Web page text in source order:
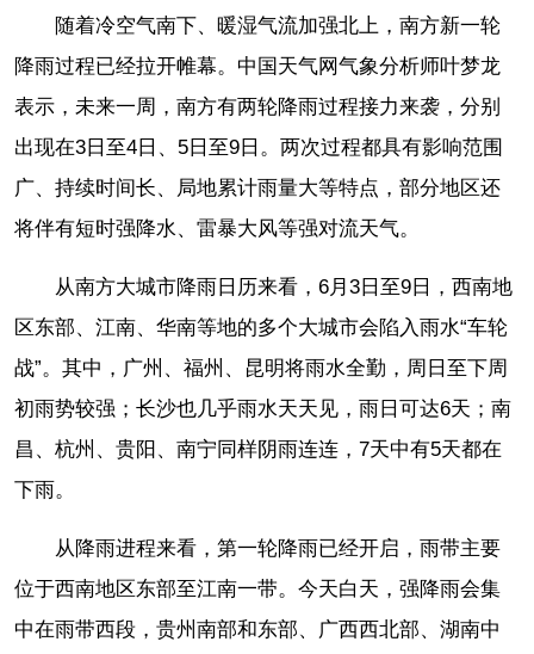
随着冷空气南下、暖湿气流加强北上，南方新一轮
降雨过程已经拉开帷幕。中国天气网气象分析师叶梦龙
表示，未来一周，南方有两轮降雨过程接力来袭，分别
出现在3日至4日、5日至9日。两次过程都具有影响范围
广、持续时间长、局地累计雨量大等特点，部分地区还
将伴有短时强降水、雷暴大风等强对流天气。
从南方大城市降雨日历来看，6月3日至9日，西南地
区东部、江南、华南等地的多个大城市会陷入雨水“车轮
战”。其中，广州、福州、昆明将雨水全勤，周日至下周
初雨势较强；长沙也几乎雨水天天见，雨日可达6天；南
昌、杭州、贵阳、南宁同样阴雨连连，7天中有5天都在
下雨。
从降雨进程来看，第一轮降雨已经开启，雨带主要
位于西南地区东部至江南一带。今天白天，强降雨会集
中在雨带西段，贵州南部和东部、广西西北部、湖南中